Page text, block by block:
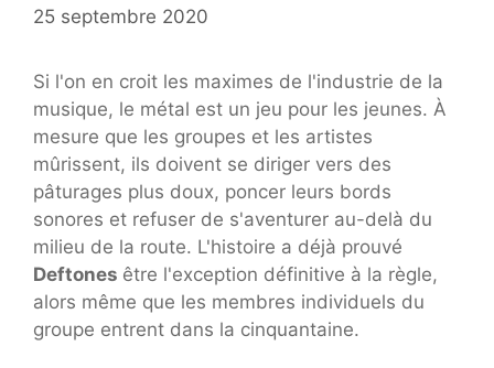
25 septembre 2020
Si l'on en croit les maximes de l'industrie de la
musique, le métal est un jeu pour les jeunes. À
mesure que les groupes et les artistes
mûrissent, ils doivent se diriger vers des
pâturages plus doux, poncer leurs bords
sonores et refuser de s'aventurer au-delà du
milieu de la route. L'histoire a déjà prouvé
Deftones être l'exception définitive à la règle,
alors même que les membres individuels du
groupe entrent dans la cinquantaine.